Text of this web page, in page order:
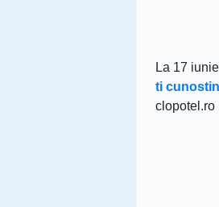
La 17
ti
clopotel.ro